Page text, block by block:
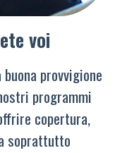
voi
provvigione
programmi
copertura,
soprattutto